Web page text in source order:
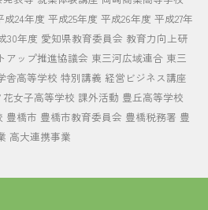
成24年度 平成25年度 平成26年度 平成27年
30年度 愛知県教育委員会 教育力向上研
アップ推進協議会 東三河広域連合 東三
舎高等学校 特別講義 経営ビジネス講座
花女子高等学校 課外活動 豊丘高等学校
豊橋市 豊橋市教育委員会 豊橋税務署 豊
高大連携事業